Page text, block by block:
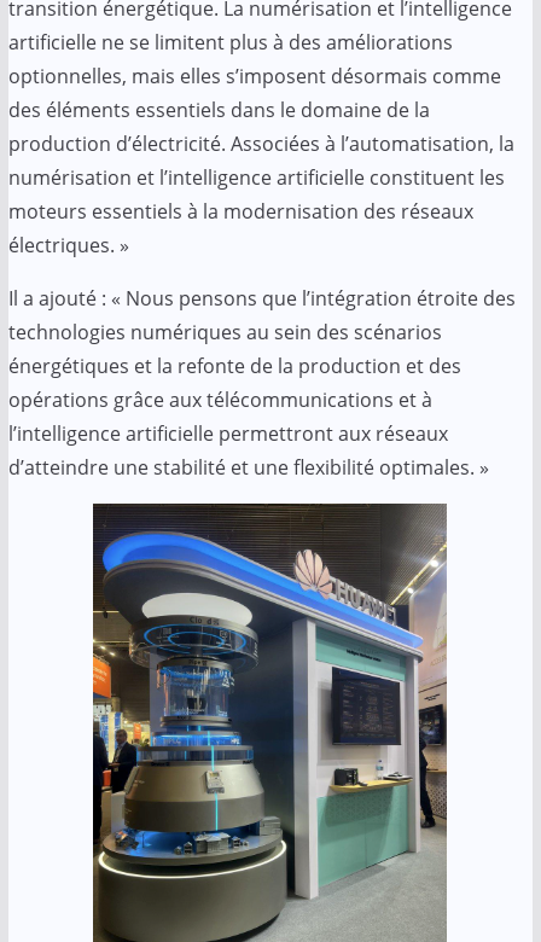
transition énergétique. La numérisation et l’intelligence
artificielle ne se limitent plus à des améliorations
optionnelles, mais elles s’imposent désormais comme
des éléments essentiels dans le domaine de la
production d’électricité. Associées à l’automatisation, la
numérisation et l’intelligence artificielle constituent les
moteurs essentiels à la modernisation des réseaux
électriques. »
Il a ajouté : « Nous pensons que l’intégration étroite des
technologies numériques au sein des scénarios
énergétiques et la refonte de la production et des
opérations grâce aux télécommunications et à
l’intelligence artificielle permettront aux réseaux
d’atteindre une stabilité et une flexibilité optimales. »